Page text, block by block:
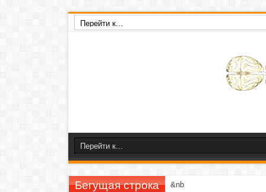
Бегущая строка 23-26 ноября 2020 г